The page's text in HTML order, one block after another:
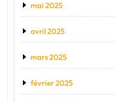
mai 2025
avril 2025
mars 2025
février 2025